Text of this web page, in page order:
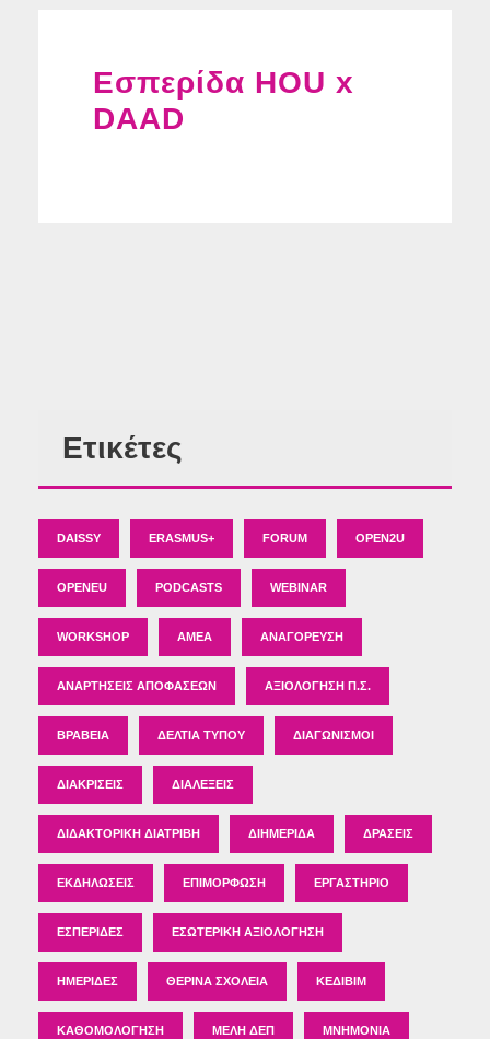
Εσπερίδα HOU x
DAAD
Ετικέτες
DAISSY ERASMUS+ FORUM OPEN2U
OPENEU PODCASTS WEBINAR
WORKSHOP ΑΜΕΑ ΑΝΑΓΌΡΕΥΣΗ
ΑΝΑΡΤΉΣΕΙΣ ΑΠΟΦΆΣΕΩΝ ΑΞΙΟΛΌΓΗΣΗ Π.Σ.
ΒΡΑΒΕΊΑ ΔΕΛΤΊΑ ΤΎΠΟΥ ΔΙΑΓΩΝΙΣΜΟΊ
ΔΙΑΚΡΊΣΕΙΣ ΔΙΑΛΈΞΕΙΣ
ΔΙΔΑΚΤΟΡΙΚΉ ΔΙΑΤΡΙΒΉ ΔΙΗΜΕΡΊΔΑ ΔΡΆΣΕΙΣ
ΕΚΔΗΛΏΣΕΙΣ ΕΠΙΜΌΡΦΩΣΗ ΕΡΓΑΣΤΉΡΙΟ
ΕΣΠΕΡΊΔΕΣ ΕΣΩΤΕΡΙΚΉ ΑΞΙΟΛΌΓΗΣΗ
ΗΜΕΡΊΔΕΣ ΘΕΡΙΝΆ ΣΧΟΛΕΊΑ ΚΕΔΙΒΙΜ
ΚΑΘΟΜΟΛΌΓΗΣΗ ΜΈΛΗ ΔΕΠ ΜΝΗΜΌΝΙΑ